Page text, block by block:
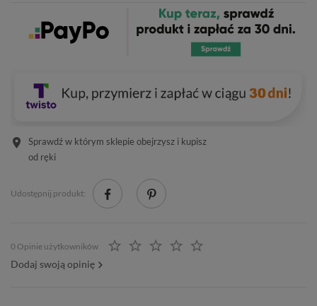
Sprawdź w którym sklepie obejrzysz i kupisz
od ręki
Udostępnij produkt:
0 Opinie użytkowników
Dodaj swoją opinię